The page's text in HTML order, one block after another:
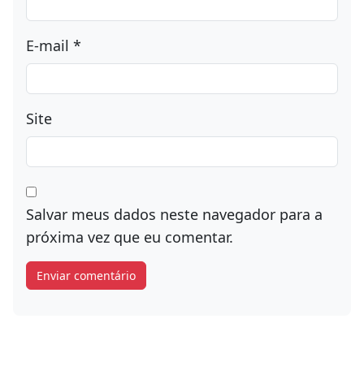
E-mail *
Site
Salvar meus dados neste navegador para a
próxima vez que eu comentar.